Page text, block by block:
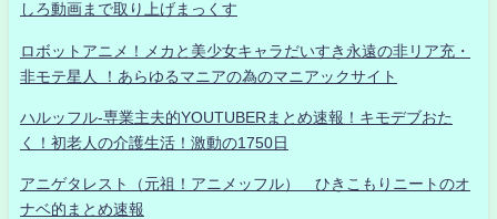
しろ動画まで取り上げまっくす
ロボットアニメ！メカと美少女キャラだいすき永遠の非リア充・
非モテ星人 ！あらゆるマニアの為のマニアックサイト
ハルッフル-専業主夫的YOUTUBERまとめ速報！キモデブおた
く！初老人の介護生活！激動の1750日
アニゲタレスト（元祖！アニメッフル） ひきこもりニートのオ
ナベ的まとめ速報